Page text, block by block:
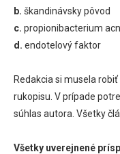
b. škandinávsky pôvod
c. propionibacterium
d. endotelový faktor
Redakcia si musela
rukopisu. V prípade
súhlas autora. Všetky
Všetky uverejnené